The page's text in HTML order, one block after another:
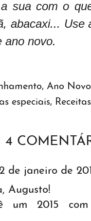
sua com o
abacaxi... Use
ano novo.
, Ano Novo
especiais,
4
2 de janeiro de
Augusto!
um 2015